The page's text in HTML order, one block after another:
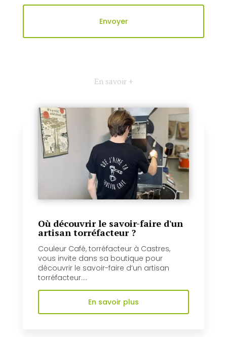
En savoir +
Où découvrir le savoir-faire d'un
artisan torréfacteur ?
Couleur Café, torréfacteur à Castres,
vous invite dans sa boutique pour
découvrir le savoir-faire d’un artisan
torréfacteur....
En savoir plus